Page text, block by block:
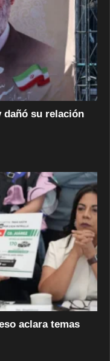
dañó su relación
aclara temas